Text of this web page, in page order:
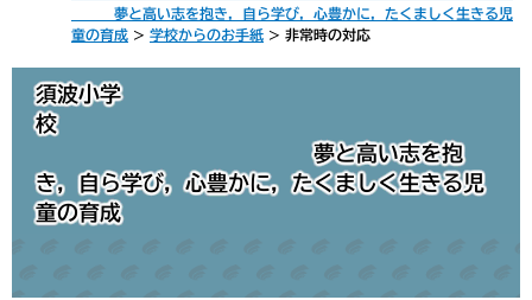
夢と高い志を抱き，自ら学び，心豊かに，たくましく生きる児
童の育成 > 学校からのお手紙 > 非常時の対応
須波小学
校
夢と高い志を抱
き，自ら学び，心豊かに，たくましく生きる児
童の育成